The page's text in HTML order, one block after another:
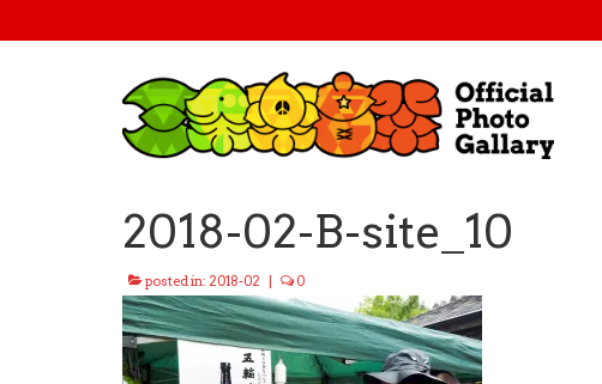
2018-02-B-site_10
posted in: 2018-02 0